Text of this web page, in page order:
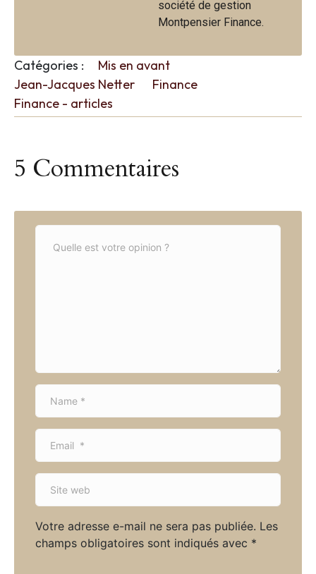
société de gestion
Montpensier Finance.
Catégories :
Mis en avant
Jean-Jacques Netter
Finance
Finance - articles
5 Commentaires
Votre adresse e-mail ne sera pas publiée. Les
champs obligatoires sont indiqués avec *
C
N
m
*
E
a
l
*
S
e
w